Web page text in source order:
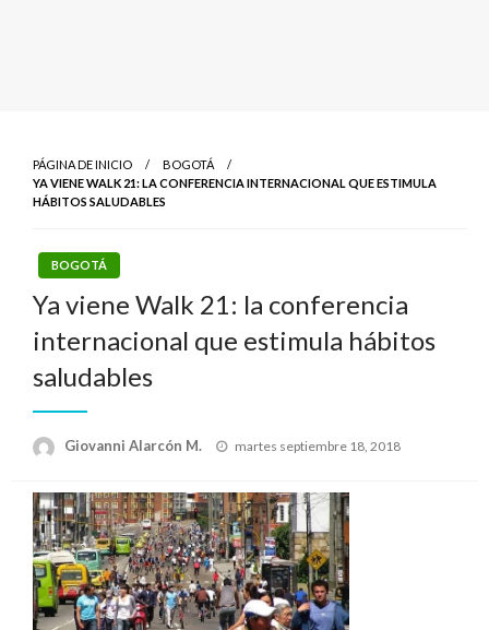
PÁGINA DE INICIO
BOGOTÁ
YA VIENE WALK 21: LA CONFERENCIA INTERNACIONAL QUE ESTIMULA
HÁBITOS SALUDABLES
BOGOTÁ
Ya viene Walk 21: la conferencia
internacional que estimula hábitos
saludables
Giovanni Alarcón M.
Publicado
martes septiembre 18, 2018